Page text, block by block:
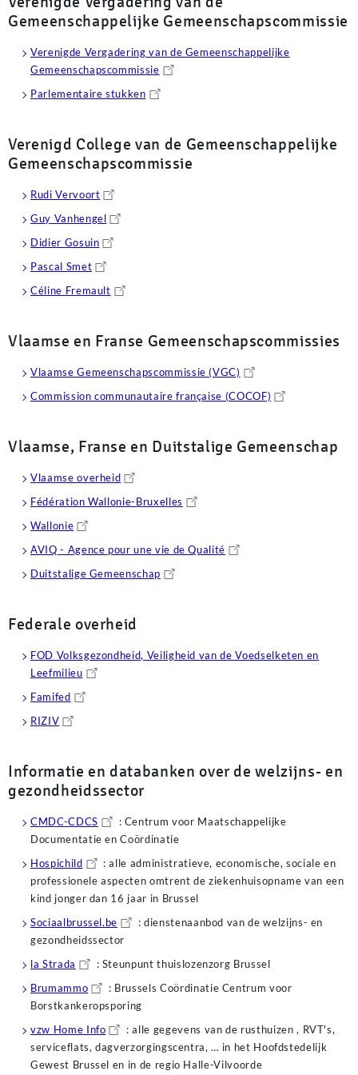
Gemeenschappelijke Gemeenschapscommissie
Verenigde Vergadering van de Gemeenschappelijke
Gemeenschapscommissie
Parlementaire stukken
Verenigd College van de Gemeenschappelijke
Gemeenschapscommissie
Rudi Vervoort
Guy Vanhengel
Didier Gosuin
Pascal Smet
Céline Fremault
Vlaamse en Franse Gemeenschapscommissies
Vlaamse Gemeenschapscommissie (VGC)
Commission communautaire française (COCOF)
Vlaamse, Franse en Duitstalige Gemeenschap
Vlaamse overheid
Fédération Wallonie-Bruxelles
Wallonie
AVIQ - Agence pour une vie de Qualité
Duitstalige Gemeenschap
Federale overheid
FOD Volksgezondheid, Veiligheid van de Voedselketen en
Leefmilieu
Famifed
RIZIV
familias en el territorio nacional. Los préstamos rápidos en línea
montos competitivos y plazos que se ajustan a diferentes perfiles
ventajas de la tecnología para solucionar tus problemas de liquidez
La comodidad de gestionar tus finanzas personales desde cualquier
ventajas de la tecnología actual. Lospréstamos urgentes por internet
geográficas y los horarios restringidos de las oficinas físicas. Ya sea
ciudad o en una zona remota, solo requieres conexión a la red para
utilizan encriptación de grado bancario para proteger tus datos
trámite. Es la forma más discreta y rápida de obtener el apoyo
Informatie en databanken over de welzijns- en
gezondheidssector
CMDC-CDCS
: Centrum voor Maatschappelijke
Documentatie en Coördinatie
Hospichild
: alle administratieve, economische, sociale en
professionele aspecten omtrent de ziekenhuisopname van een
kind jonger dan 16 jaar in Brussel
Sociaalbrussel.be
: dienstenaanbod van de welzijns- en
gezondheidssector
la Strada
: Steunpunt thuislozenzorg Brussel
Brumammo
: Brussels Coördinatie Centrum voor
Borstkankeropsporing
vzw Home Info
: alle gegevens van de rusthuizen , RVT's,
serviceflats, dagverzorgingscentra, … in het Hoofdstedelijk
Gewest Brussel en in de regio Halle-Vilvoorde